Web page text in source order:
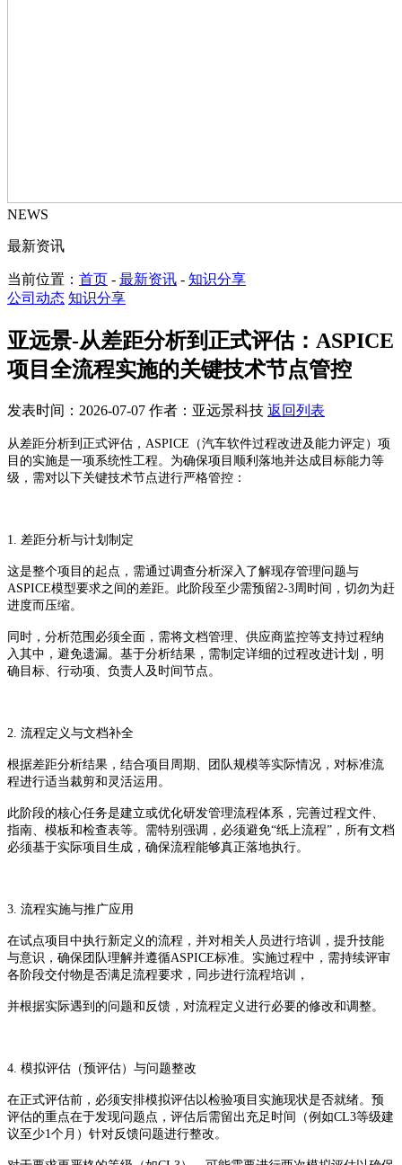
NEWS
最新资讯
当前位置： 首页 - 最新资讯 - 知识分享
公司动态 知识分享
亚远景-从差距分析到正式评估：ASPICE
项目全流程实施的关键技术节点管控
发表时间：2026-07-07 作者：亚远景科技 返回列表
从差距分析到正式评估，ASPICE（汽车软件过程改进及能力评定）项
目的实施是一项系统性工程。为确保项目顺利落地并达成目标能力等
级，需对以下关键技术节点进行严格管控：
1. 差距分析与计划制定
这是整个项目的起点，需通过调查分析深入了解现存管理问题与
ASPICE模型要求之间的差距。此阶段至少需预留2-3周时间，切勿为赶
进度而压缩。
同时，分析范围必须全面，需将文档管理、供应商监控等支持过程纳
入其中，避免遗漏。基于分析结果，需制定详细的过程改进计划，明
确目标、行动项、负责人及时间节点。
2. 流程定义与文档补全
根据差距分析结果，结合项目周期、团队规模等实际情况，对标准流
程进行适当裁剪和灵活运用。
此阶段的核心任务是建立或优化研发管理流程体系，完善过程文件、
指南、模板和检查表等。需特别强调，必须避免“纸上流程”，所有文档
必须基于实际项目生成，确保流程能够真正落地执行。
3. 流程实施与推广应用
在试点项目中执行新定义的流程，并对相关人员进行培训，提升技能
与意识，确保团队理解并遵循ASPICE标准。实施过程中，需持续评审
各阶段交付物是否满足流程要求，同步进行流程培训，
并根据实际遇到的问题和反馈，对流程定义进行必要的修改和调整。
4. 模拟评估（预评估）与问题整改
在正式评估前，必须安排模拟评估以检验项目实施现状是否就绪。预
评估的重点在于发现问题点，评估后需留出充足时间（例如CL3等级建
议至少1个月）针对反馈问题进行整改。